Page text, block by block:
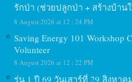
รักป่า (ช่วยปลูกป่า + สร้างบ้า
8 August 2026 at 12 : 24 PM
Saving Energy 101 Workshop
Volunteer
8 August 2026 at 12 : 22 PM
รุ่น 1 ปี 69 วันเสาร์ที่ 29 สิงหา